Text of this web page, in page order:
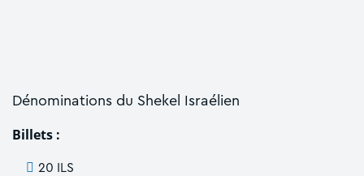
Dénominations du Shekel Israélien
Billets :
20 ILS